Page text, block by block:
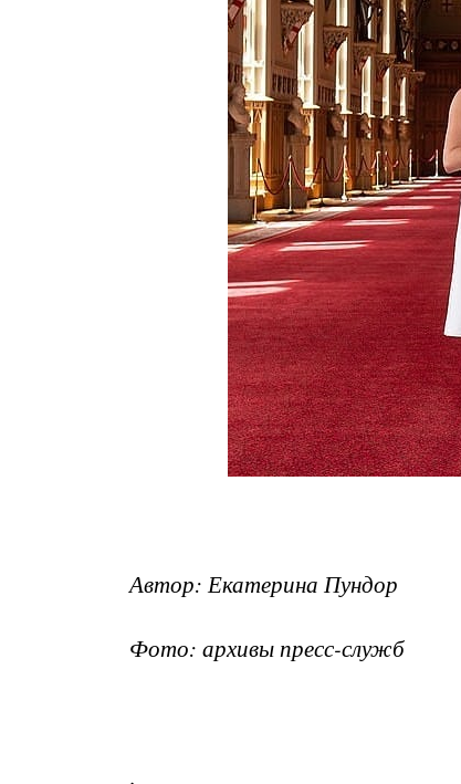
Автор: Екатерина Пундор
Фото: архивы пресс-служб
.